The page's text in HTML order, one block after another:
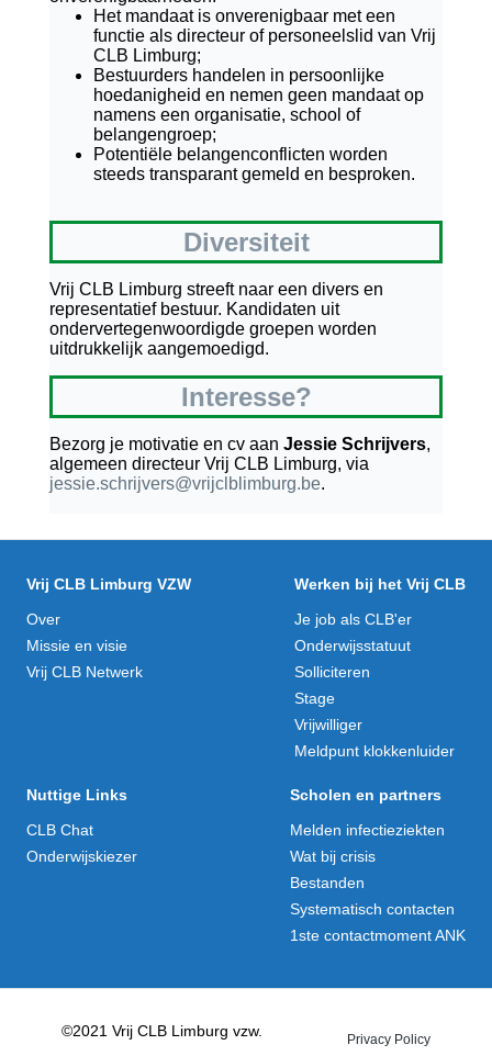
Het mandaat is onverenigbaar met een
functie als directeur of personeelslid van Vrij
CLB Limburg;
Bestuurders handelen in persoonlijke
hoedanigheid en nemen geen mandaat op
namens een organisatie, school of
belangengroep;
Potentiële belangenconflicten worden
steeds transparant gemeld en besproken.
Diversiteit
Vrij CLB Limburg streeft naar een divers en
representatief bestuur. Kandidaten uit
ondervertegenwoordigde groepen worden
uitdrukkelijk aangemoedigd.
Interesse?
Bezorg je motivatie en cv aan Jessie Schrijvers,
algemeen directeur Vrij CLB Limburg, via
jessie.schrijvers@vrijclblimburg.be.
Vrij CLB Limburg VZW
Over
Missie en visie
Vrij CLB Netwerk
Werken bij het Vrij CLB
Je job als CLB'er
Onderwijsstatuut
Solliciteren
Stage
Vrijwilliger
Meldpunt klokkenluider
Nuttige Links
CLB Chat
Onderwijskiezer
Scholen en partners
Melden infectieziekten
Wat bij crisis
Bestanden
Systematisch contacten
1ste contactmoment ANK
©2021 Vrij CLB Limburg vzw. Privacy Policy